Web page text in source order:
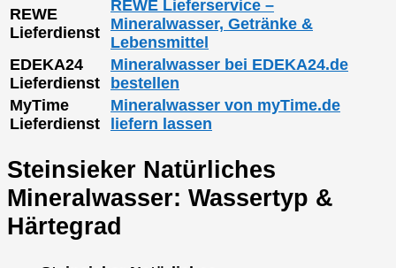
REWE
Lieferdienst
REWE Lieferservice –
Mineralwasser, Getränke &
Lebensmittel
EDEKA24
Lieferdienst
Mineralwasser bei EDEKA24.de
bestellen
MyTime
Lieferdienst
Mineralwasser von myTime.de
liefern lassen
Steinsieker Natürliches
Mineralwasser: Wassertyp &
Härtegrad